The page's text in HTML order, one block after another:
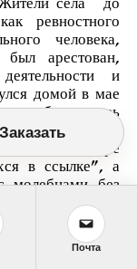
ревностного
человека,
арестован,
и
домой в мае
был вновь
к Истинно-
характере
в ссылке”, а
молебнами без
1936 г. о.
заключения в
лагере. 25 мая
в Орлово-
Заказать
Почта